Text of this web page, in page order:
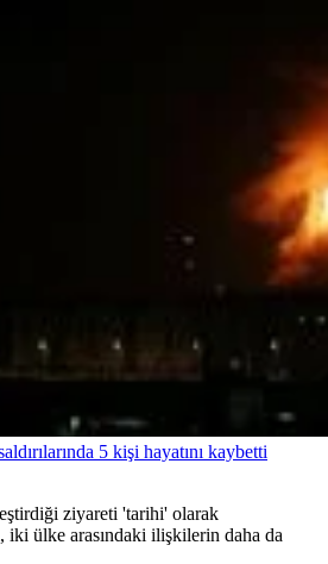
5 kişi hayatını kaybetti
ziyareti 'tarihi' olarak
ülke arasındaki ilişkilerin daha da